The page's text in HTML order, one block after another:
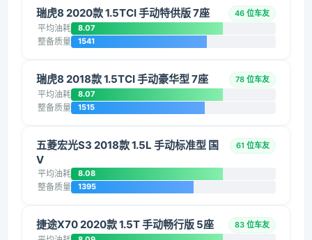
瑞虎8 2020款 1.5TCI 手动特供版 7座 46 位车友
平均油耗 8.07
整备质量 1541
瑞虎8 2018款 1.5TCI 手动豪华型 7座 78 位车友
平均油耗 8.07
整备质量 1515
五菱宏光S3 2018款 1.5L 手动标准型 国
V
61 位车友
平均油耗 8.08
整备质量 1395
捷途X70 2020款 1.5T 手动畅行版 5座 83 位车友